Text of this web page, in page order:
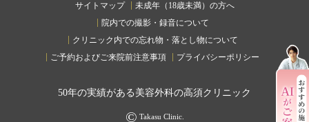
サイトマップ
未成年（18歳未満）の方へ
院内での撮影・録音について
クリニック内での忘れ物・落とし物について
ご予約およびご来院前注意事項
プライバシーポリシー
50年の実績がある美容外科の高須クリニック
© Takasu Clinic.